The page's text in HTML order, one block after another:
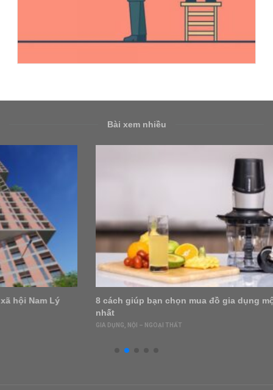
Bài xem nhiều
8 cách giúp bạn chọn mua đồ gia dụng một cách tiết kiệm